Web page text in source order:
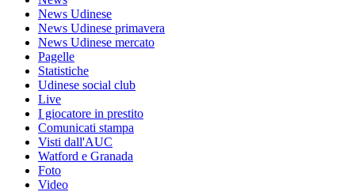
News Udinese
News Udinese primavera
News Udinese mercato
Pagelle
Statistiche
Udinese social club
Live
I giocatore in prestito
Comunicati stampa
Visti dall'AUC
Watford e Granada
Foto
Video